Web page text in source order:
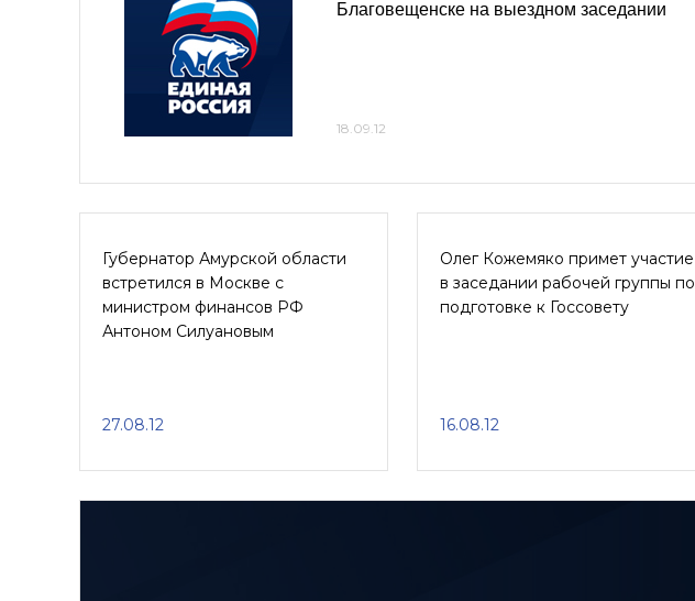
Благовещенске на выездном заседании
18.09.12
Губернатор Амурской области
встретился в Москве с
министром финансов РФ
Антоном Силуановым
27.08.12
Олег Кожемяко примет участие
в заседании рабочей группы по
подготовке к Госсовету
16.08.12